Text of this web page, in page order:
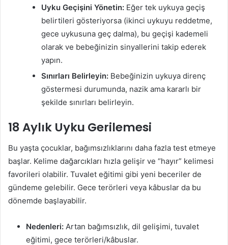
Uyku Geçişini Yönetin: Eğer tek uykuya geçiş
belirtileri gösteriyorsa (ikinci uykuyu reddetme,
gece uykusuna geç dalma), bu geçişi kademeli
olarak ve bebeğinizin sinyallerini takip ederek
yapın.
Sınırları Belirleyin: Bebeğinizin uykuya direnç
göstermesi durumunda, nazik ama kararlı bir
şekilde sınırları belirleyin.
18 Aylık Uyku Gerilemesi
Bu yaşta çocuklar, bağımsızlıklarını daha fazla test etmeye
başlar. Kelime dağarcıkları hızla gelişir ve “hayır” kelimesi
favorileri olabilir. Tuvalet eğitimi gibi yeni beceriler de
gündeme gelebilir. Gece terörleri veya kâbuslar da bu
dönemde başlayabilir.
Nedenleri: Artan bağımsızlık, dil gelişimi, tuvalet
eğitimi, gece terörleri/kâbuslar.